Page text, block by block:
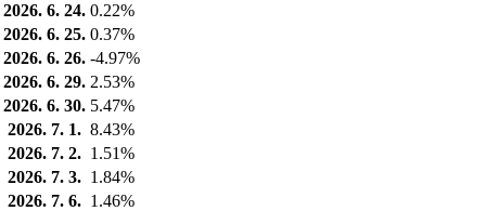
2026. 6. 24. 0.22%
2026. 6. 25. 0.37%
2026. 6. 26. -4.97%
2026. 6. 29. 2.53%
2026. 6. 30. 5.47%
2026. 7. 1. 8.43%
2026. 7. 2. 1.51%
2026. 7. 3. 1.84%
2026. 7. 6. 1.46%